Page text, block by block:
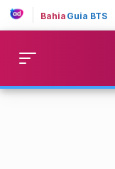
Bahia Guia BTS